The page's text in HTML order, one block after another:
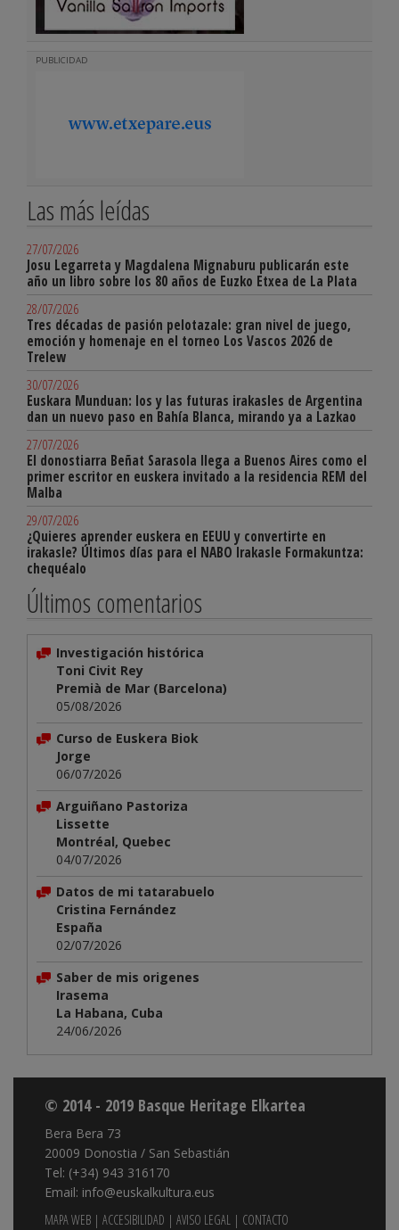
PUBLICIDAD
Las más leídas
27/07/2026
Josu Legarreta y Magdalena Mignaburu publicarán este
año un libro sobre los 80 años de Euzko Etxea de La Plata
28/07/2026
Tres décadas de pasión pelotazale: gran nivel de juego,
emoción y homenaje en el torneo Los Vascos 2026 de
Trelew
30/07/2026
Euskara Munduan: los y las futuras irakasles de Argentina
dan un nuevo paso en Bahía Blanca, mirando ya a Lazkao
27/07/2026
El donostiarra Beñat Sarasola llega a Buenos Aires como el
primer escritor en euskera invitado a la residencia REM del
Malba
29/07/2026
¿Quieres aprender euskera en EEUU y convertirte en
irakasle? Últimos días para el NABO Irakasle Formakuntza:
chequéalo
Últimos comentarios
Investigación histórica
Toni Civit Rey
Premià de Mar (Barcelona)
05/08/2026
Curso de Euskera Biok
Jorge
06/07/2026
Arguiñano Pastoriza
Lissette
Montréal, Quebec
04/07/2026
Datos de mi tatarabuelo
Cristina Fernández
España
02/07/2026
Saber de mis origenes
Irasema
La Habana, Cuba
24/06/2026
© 2014 - 2019 Basque Heritage Elkartea
Bera Bera 73
20009 Donostia / San Sebastián
Tel: (+34) 943 316170
Email: info@euskalkultura.eus
MAPA WEB | ACCESIBILIDAD | AVISO LEGAL | CONTACTO